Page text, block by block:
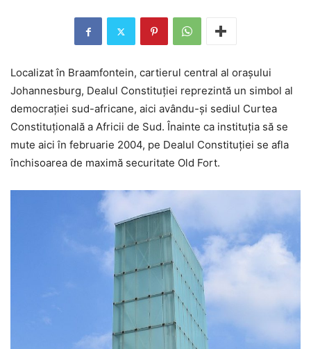
Localizat în Braamfontein, cartierul central al oraşului
Johannesburg, Dealul Constituţiei reprezintă un simbol al
democraţiei sud-africane, aici avându-şi sediul Curtea
Constituţională a Africii de Sud. Înainte ca instituţia să se
mute aici în februarie 2004, pe Dealul Constituţiei se afla
închisoarea de maximă securitate Old Fort.